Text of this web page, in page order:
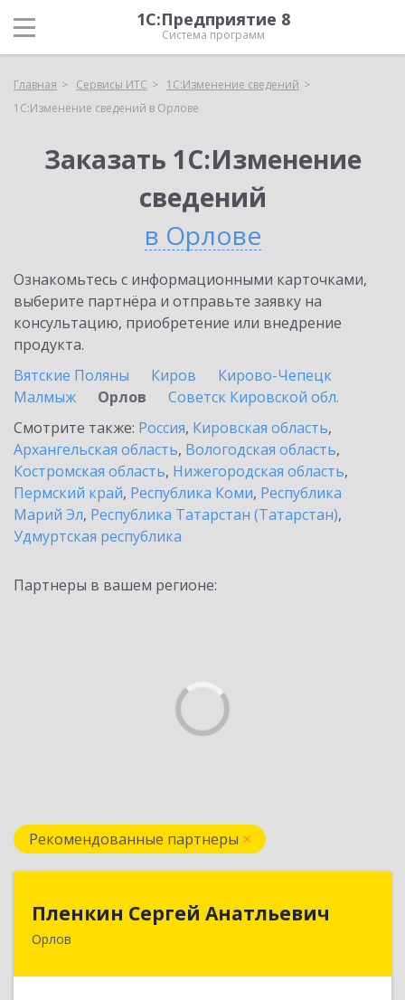
1С:Предприятие 8
Система программ
Главная Сервисы ИТС
1С:Изменение сведений
1С:Изменение сведений в Орлове
Заказать 1С:Изменение
сведений
в Орлове
Ознакомьтесь с информационными карточками,
выберите партнёра и отправьте заявку на
консультацию, приобретение или внедрение
продукта.
Вятские Поляны
Киров
Кирово-Чепецк
Малмыж
Орлов
Советск Кировской обл.
Смотрите также: Россия, Кировская область,
Архангельская область, Вологодская область,
Костромская область, Нижегородская область,
Пермский край, Республика Коми, Республика
Марий Эл, Республика Татарстан (Татарстан),
Удмуртская республика
Партнеры в вашем регионе:
Рекомендованные партнеры
Пленкин Сергей Анатльевич
Орлов
Пленкин Сергей Анатльевич